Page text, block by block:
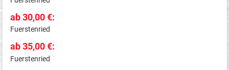
ab 30,00 €:
Fuerstenried
ab 35,00 €:
Fuerstenried